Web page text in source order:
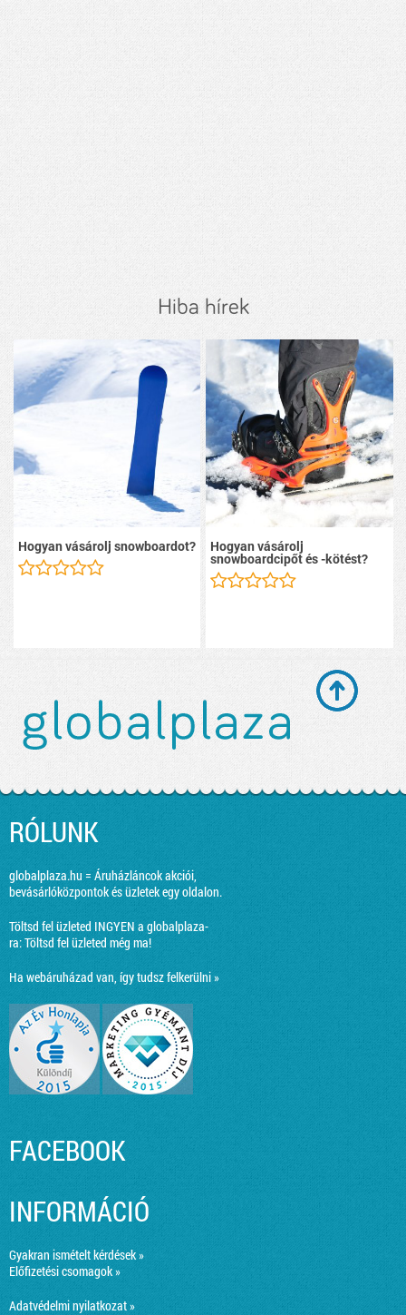
Hiba hírek
Hogyan vásárolj snowboardot? Hogyan vásárolj
snowboardcipőt és -kötést?
RÓLUNK
globalplaza.hu = Áruházláncok akciói,
bevásárlóközpontok és üzletek egy oldalon.
Töltsd fel üzleted INGYEN a globalplaza-
ra:Töltsd fel üzleted még ma!
Ha webáruházad van, így tudsz felkerülni »
FACEBOOK
INFORMÁCIÓ
Gyakran ismételt kérdések »
Előfizetési csomagok »
Adatvédelmi nyilatkozat »